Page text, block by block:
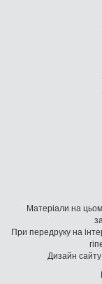
Матеріали на
При передруку на
Дизайн